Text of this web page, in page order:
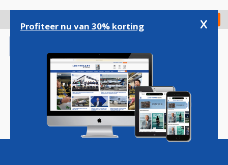
gaan
Check in
Magazine Podcasts Vacatures
Profiteer nu van 30% korting x